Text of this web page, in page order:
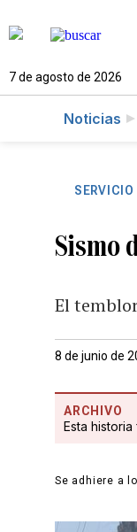
7 de agosto de 2026
Noticias
Sismo
El
8 de junio de
ARCHIVO
Esta
Se adhiere a